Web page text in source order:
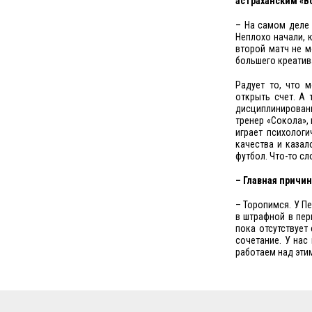
– На самом деле
Неплохо начали,
второй матч не
большего
Радует то, что
открыть счет. А
тренер
играет
качества и
футбол. Что-то
– Главная
– Торопимся. У
в штрафной в
пока
сочетание. У
работаем над